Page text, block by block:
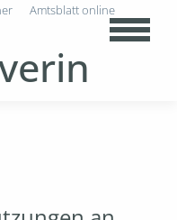
Amtsblatt online